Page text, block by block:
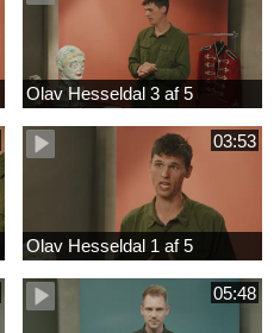
Olav Hesseldal 3 af 5
03:53
Olav Hesseldal 1 af 5
05:48